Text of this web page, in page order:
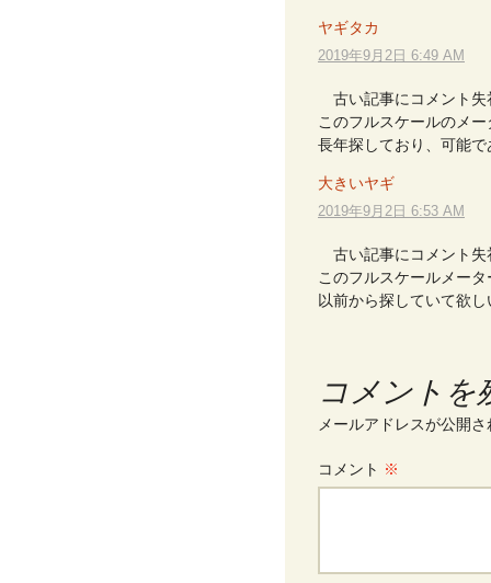
ヤギタカ
2019年9月2日 6:49 AM
古い記事にコメント失
このフルスケールのメ
長年探しており、可能
大きいヤギ
2019年9月2日 6:53 AM
古い記事にコメント失
このフルスケールメー
以前から探していて欲
コメントを
メールアドレスが公開
コメント ※